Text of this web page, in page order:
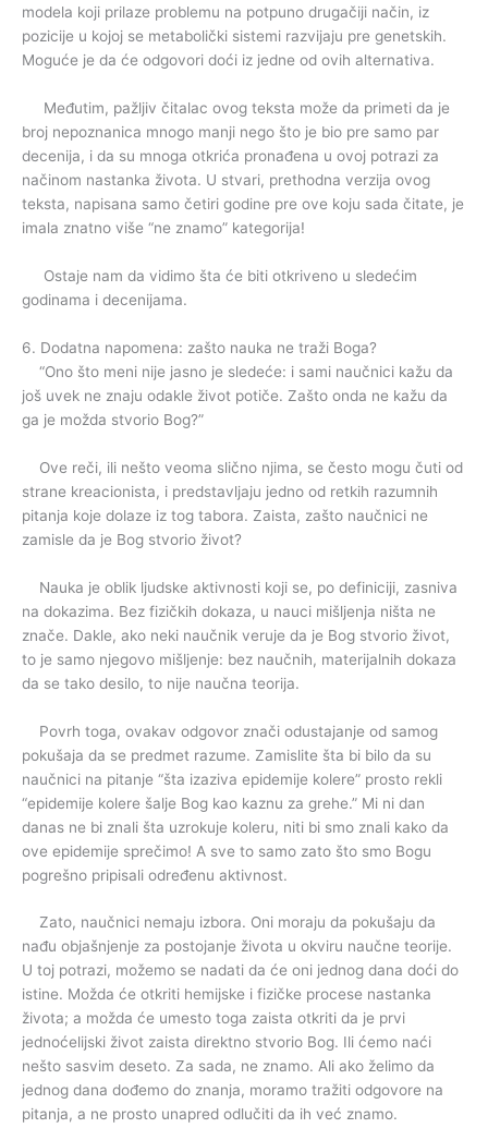
modela koji prilaze problemu na potpuno drugačiji način, iz
pozicije u kojoj se metabolički sistemi razvijaju pre genetskih.
Moguće je da će odgovori doći iz jedne od ovih alternativa.
Međutim, pažljiv čitalac ovog teksta može da primeti da je
broj nepoznanica mnogo manji nego što je bio pre samo par
decenija, i da su mnoga otkrića pronađena u ovoj potrazi za
načinom nastanka života. U stvari, prethodna verzija ovog
teksta, napisana samo četiri godine pre ove koju sada čitate, je
imala znatno više “ne znamo” kategorija!
Ostaje nam da vidimo šta će biti otkriveno u sledećim
godinama i decenijama.
6. Dodatna napomena: zašto nauka ne traži Boga?
“Ono što meni nije jasno je sledeće: i sami naučnici kažu da
još uvek ne znaju odakle život potiče. Zašto onda ne kažu da
ga je možda stvorio Bog?”
Ove reči, ili nešto veoma slično njima, se često mogu čuti od
strane kreacionista, i predstavljaju jedno od retkih razumnih
pitanja koje dolaze iz tog tabora. Zaista, zašto naučnici ne
zamisle da je Bog stvorio život?
Nauka je oblik ljudske aktivnosti koji se, po definiciji, zasniva
na dokazima. Bez fizičkih dokaza, u nauci mišljenja ništa ne
znače. Dakle, ako neki naučnik veruje da je Bog stvorio život,
to je samo njegovo mišljenje: bez naučnih, materijalnih dokaza
da se tako desilo, to nije naučna teorija.
Povrh toga, ovakav odgovor znači odustajanje od samog
pokušaja da se predmet razume. Zamislite šta bi bilo da su
naučnici na pitanje “šta izaziva epidemije kolere” prosto rekli
“epidemije kolere šalje Bog kao kaznu za grehe.” Mi ni dan
danas ne bi znali šta uzrokuje koleru, niti bi smo znali kako da
ove epidemije sprečimo! A sve to samo zato što smo Bogu
pogrešno pripisali određenu aktivnost.
Zato, naučnici nemaju izbora. Oni moraju da pokušaju da
nađu objašnjenje za postojanje života u okviru naučne teorije.
U toj potrazi, možemo se nadati da će oni jednog dana doći do
istine. Možda će otkriti hemijske i fizičke procese nastanka
života; a možda će umesto toga zaista otkriti da je prvi
jednoćelijski život zaista direktno stvorio Bog. Ili ćemo naći
nešto sasvim deseto. Za sada, ne znamo. Ali ako želimo da
jednog dana dođemo do znanja, moramo tražiti odgovore na
pitanja, a ne prosto unapred odlučiti da ih već znamo.